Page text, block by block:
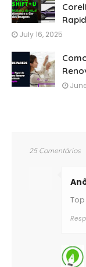
July 16, 2025
25 Comentários